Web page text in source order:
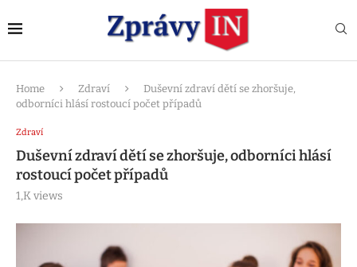
Home Zdraví
Duševní zdraví dětí se zhoršuje,
odborníci hlásí rostoucí počet případů
Zdraví
Duševní zdraví dětí se zhoršuje, odborníci hlásí
rostoucí počet případů
1,Kviews